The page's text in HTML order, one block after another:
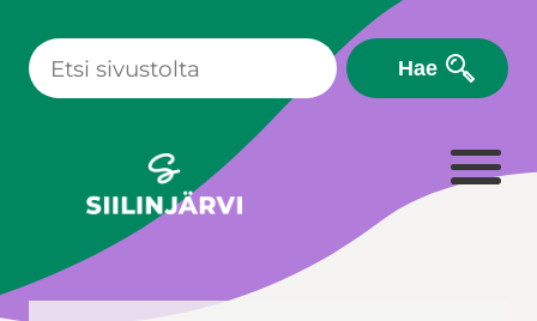
sisältöön
Hae